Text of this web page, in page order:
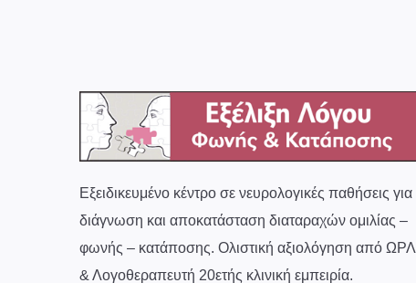
Εξειδικευμένο κέντρο σε νευρολογικές παθήσεις για
διάγνωση και αποκατάσταση διαταραχών ομιλίας –
φωνής – κατάποσης. Ολιστική αξιολόγηση από ΩΡΛ
& Λογοθεραπευτή 20ετής κλινική εμπειρία.